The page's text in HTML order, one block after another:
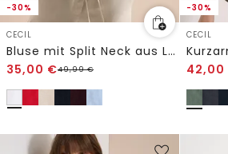
-30%
CECIL
Bluse mit Split Neck aus Leinenmix
35,00 €49,99€
-30%
CECIL
42,00